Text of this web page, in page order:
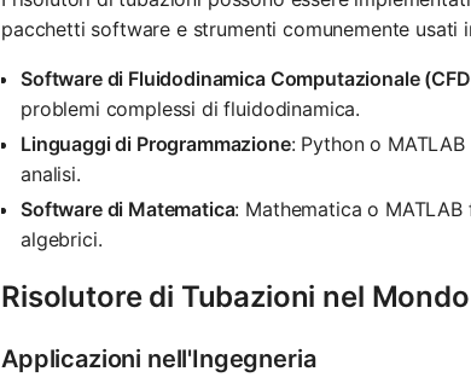
pacchetti software e strumenti comunemente usati
Software di Fluidodinamica Computazionale
problemi complessi di fluidodinamica.
Linguaggi di Programmazione: Python o
analisi.
Software di Matematica: Mathematica o
algebrici.
Risolutore di Tubazioni nel
Applicazioni nell'Ingegneria